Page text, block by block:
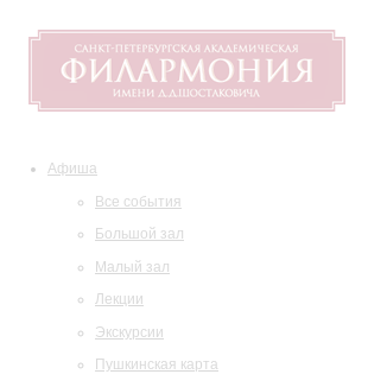
Афиша
Все события
Большой зал
Малый зал
Лекции
Экскурсии
Пушкинская карта